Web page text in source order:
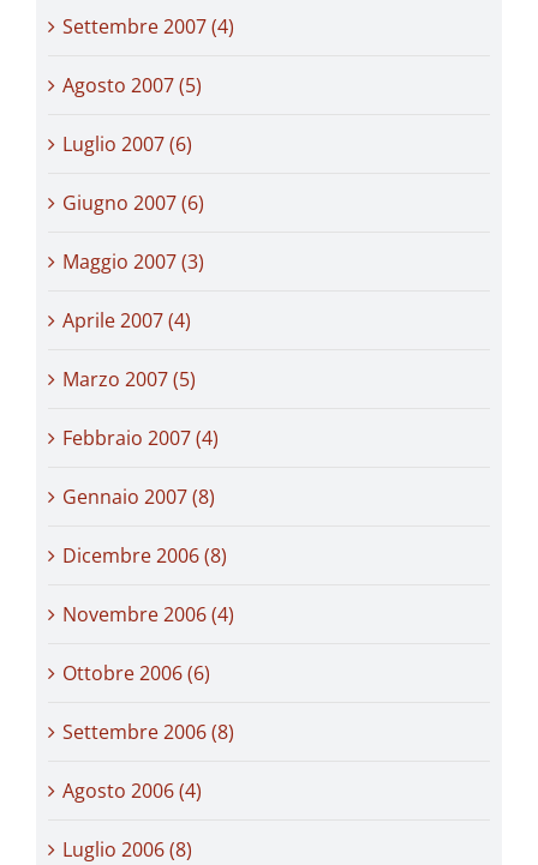
Settembre 2007 (4)
Agosto 2007 (5)
Luglio 2007 (6)
Giugno 2007 (6)
Maggio 2007 (3)
Aprile 2007 (4)
Marzo 2007 (5)
Febbraio 2007 (4)
Gennaio 2007 (8)
Dicembre 2006 (8)
Novembre 2006 (4)
Ottobre 2006 (6)
Settembre 2006 (8)
Agosto 2006 (4)
Luglio 2006 (8)